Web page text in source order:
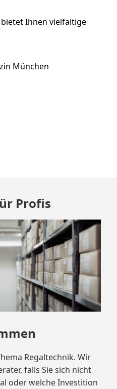
Ihnen vielfältige
München
Profis
Regaltechnik. Wir
falls Sie sich nicht
oder welche Investition